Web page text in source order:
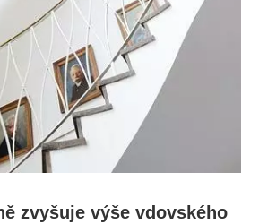
zvyšuje výše vdovského